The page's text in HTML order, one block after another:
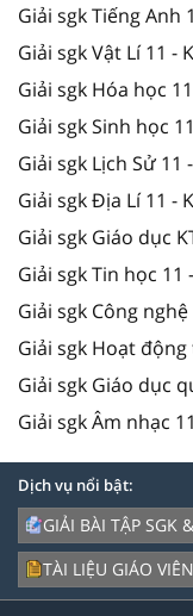
Giải sgk Tiếng Anh
Giải sgk Vật Lí 11 -
Giải sgk Hóa học
Giải sgk Sinh học
Giải sgk Lịch Sử 11
Giải sgk Địa Lí 11 -
Giải sgk Giáo dục
Giải sgk Tin học 11
Giải sgk Công nghệ
Giải sgk Hoạt
Giải sgk Giáo dục
Giải sgk Âm nhạc
Dịch vụ nổi bật:
GIẢI BÀI TẬP SGK
TÀI LIỆU GIÁO VIÊN